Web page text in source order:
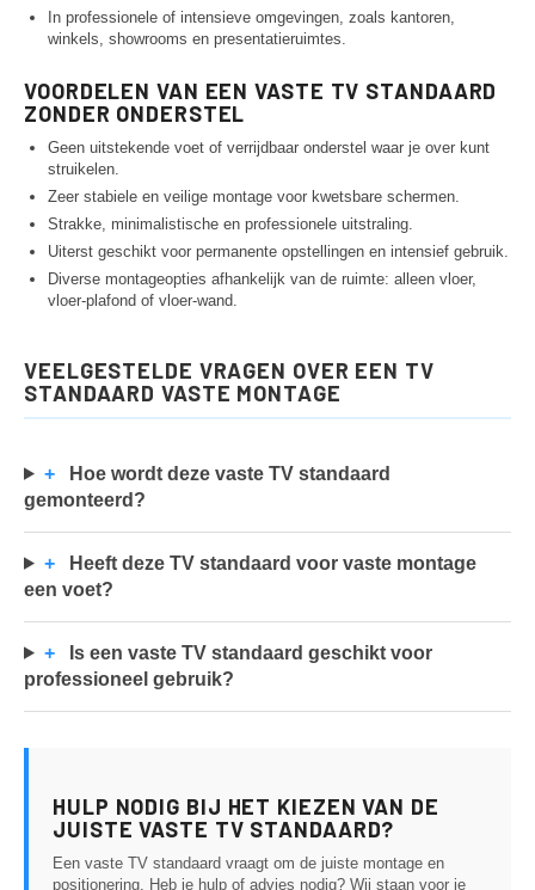
In professionele of intensieve omgevingen, zoals kantoren,
winkels, showrooms en presentatieruimtes.
VOORDELEN VAN EEN VASTE TV STANDAARD
ZONDER ONDERSTEL
Geen uitstekende voet of verrijdbaar onderstel waar je over kunt
struikelen.
Zeer stabiele en veilige montage voor kwetsbare schermen.
Strakke, minimalistische en professionele uitstraling.
Uiterst geschikt voor permanente opstellingen en intensief gebruik.
Diverse montageopties afhankelijk van de ruimte: alleen vloer,
vloer-plafond of vloer-wand.
VEELGESTELDE VRAGEN OVER EEN TV
STANDAARD VASTE MONTAGE
+
Hoe wordt deze vaste TV standaard
gemonteerd?
+
Heeft deze TV standaard voor vaste montage
een voet?
+
Is een vaste TV standaard geschikt voor
professioneel gebruik?
HULP NODIG BIJ HET KIEZEN VAN DE
JUISTE VASTE TV STANDAARD?
Een vaste TV standaard vraagt om de juiste montage en
positionering. Heb je hulp of advies nodig? Wij staan voor je